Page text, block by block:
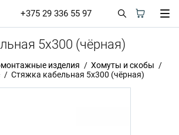
+375 29 336 55 97
5х300 (чёрная)
изделия
Хомуты и скобы
Стяжка кабельная 5х300 (чёрная)